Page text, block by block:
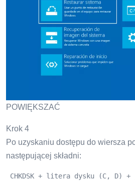
POWIĘKSZAĆ
Krok 4
Po uzyskaniu dostępu do wiersza
następującej składni:
CHKDSK + litera dysku (C, D) +